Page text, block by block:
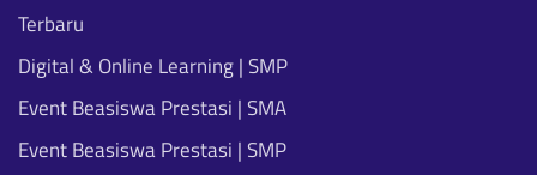
Terbaru
Digital & Online Learning | SMP
Event Beasiswa Prestasi | SMA
Event Beasiswa Prestasi | SMP